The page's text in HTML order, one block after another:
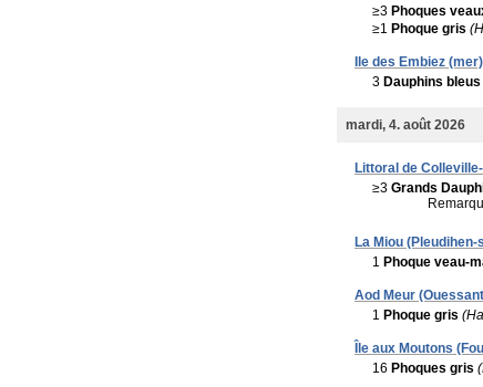
≥3 Phoques
≥1 Phoque gris
Ile des Embiez
3 Dauphins
mardi, 4. août 2026
Littoral de
≥3 Grands
La Miou
1 Phoque veau-
Aod Meur
1 Phoque gris
Île aux Moutons
16 Phoques gris